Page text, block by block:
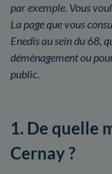
par exemple. Vous
La page que vous
Enedis au sein du 68,
déménagement ou
public.
1. De quelle
Cernay ?